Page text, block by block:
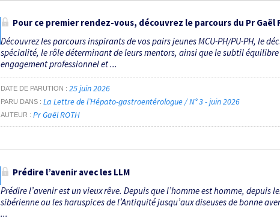
Pour ce premier rendez-vous, découvrez le parcours du Pr Gaël
Découvrez les parcours inspirants de vos pairs jeunes MCU-PH/PU-PH, le
spécialité, le rôle déterminant de leurs mentors, ainsi que le subtil
engagement professionnel et ...
DATE DE PARUTION 25 juin 2026
PARU DANS La Lettre de l’Hépato-gastroentérologue / N° 3 - juin 2026
AUTEUR Pr Gaël ROTH
Prédire l’avenir avec les LLM
Prédire l’avenir est un vieux rêve. Depuis que l’homme est homme, depuis
sibérienne ou les haruspices de l’Antiquité jusqu’aux diseuses de bonne
...